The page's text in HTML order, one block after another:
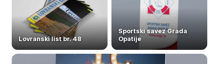
Lovranski list br. 48
Sportski savez Grada
Opatije